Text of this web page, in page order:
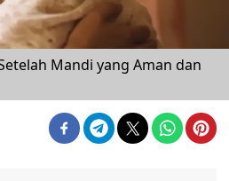
Mandi yang Aman dan